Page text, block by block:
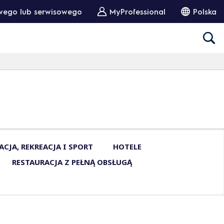
lub serwisowego MyProfessional Polska
REKREACJA I SPORT
HOTELE
RESTAURACJA Z PEŁNĄ OBSŁUGĄ